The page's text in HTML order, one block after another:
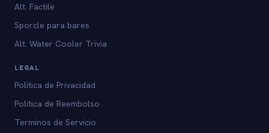
Alt. Factile
Sporcle para bares
Alt. Water Cooler Trivia
LEGAL
Politica de Privacidad
Politica de Reembolso
Terminos de Servicio